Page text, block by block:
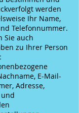
werden
Ihr Name,
Telefonnummer.
Sie auch
zu Ihrer Person
E-Mail-
Adresse,